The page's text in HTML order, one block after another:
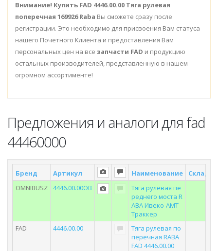
Внимание! Купить FAD 4446.00.00 Тяга рулевая
поперечная 169926 Raba Вы сможете сразу после
регистрации. Это необходимо для присвоения Вам статуса
нашего Почетного Клиента и предоставления Вам
персональных цен на все запчасти FAD и продукцию
остальных производителей, представленную в нашем
огромном ассортименте!
Предложения и аналоги для fad
44460000
Бренд Артикул Наименование
Склад *
OMNIBUSZ
4446.00.00OB
Тяга рулевая пе
реднего моста R
ABA Ивеко-АМТ
Траккер
FAD
4446.00.00
Тяга рулевая по
перечная RABA
FAD 4446.00.00